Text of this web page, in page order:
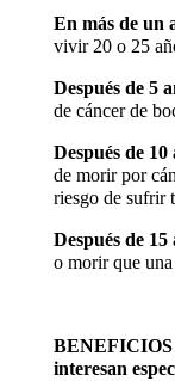
En más de un
vivir 20 o 25
Después de 5
de cáncer de
Después de 10
de morir por
riesgo de sufrir
Después de 15
o morir que
interesan